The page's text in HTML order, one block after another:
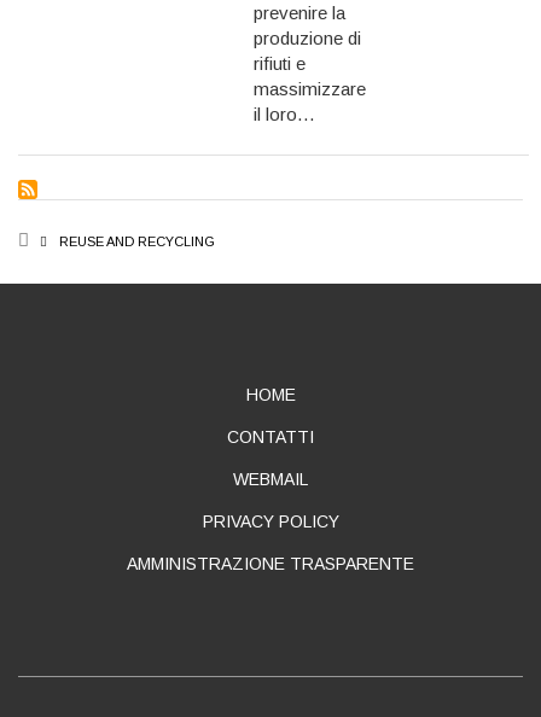
prevenire la
produzione di
rifiuti e
massimizzare
il loro…
BREADCRUMB
REUSE AND RECYCLING
HOME
CONTATTI
WEBMAIL
PRIVACY POLICY
AMMINISTRAZIONE TRASPARENTE